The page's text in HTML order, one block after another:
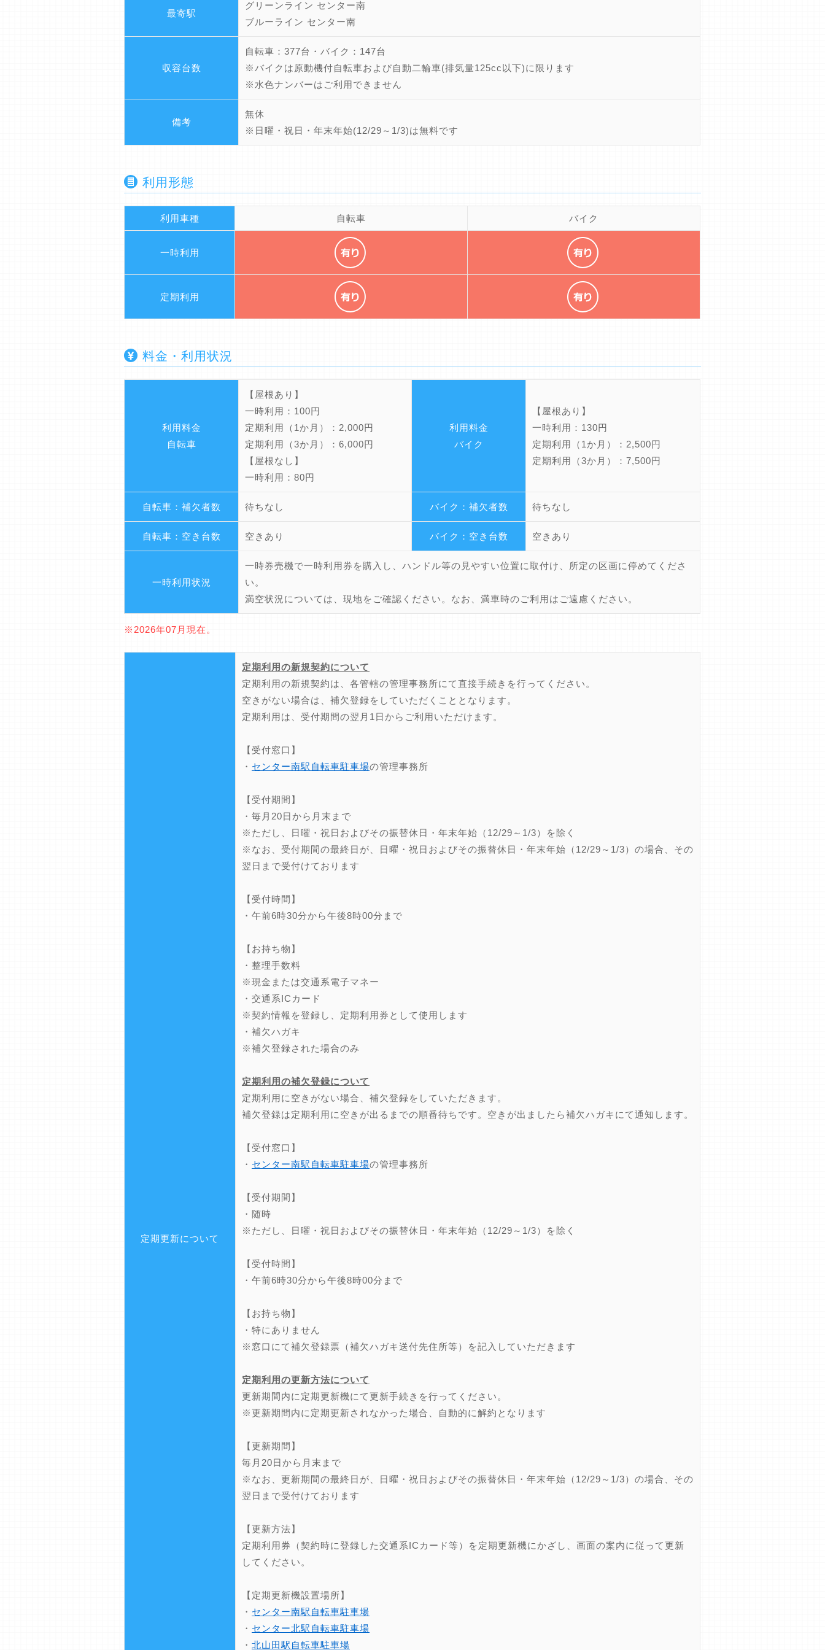
最寄駅
グリーンライン センター南
ブルーライン センター南
収容台数
自転車：377台・バイク：147台
※バイクは原動機付自転車および自動二輪車(排気量125cc以下)に限ります
※水色ナンバーはご利用できません
備考
無休
※日曜・祝日・年末年始(12/29～1/3)は無料です
利用形態
利用車種 自転車 バイク
一時利用
定期利用
料金・利用状況
利用料金
自転車
【屋根あり】
一時利用：100円
定期利用（1か月）：2,000円
定期利用（3か月）：6,000円
【屋根なし】
一時利用：80円
利用料金
バイク
【屋根あり】
一時利用：130円
定期利用（1か月）：2,500円
定期利用（3か月）：7,500円
自転車：補欠者数 待ちなし バイク：補欠者数 待ちなし
自転車：空き台数 空きあり バイク：空き台数 空きあり
一時利用状況
一時券売機で一時利用券を購入し、ハンドル等の見やすい位置に取付け、所定の区画に停めてくださ
い。
満空状況については、現地をご確認ください。なお、満車時のご利用はご遠慮ください。
※2026年07月現在。
定期更新について
定期利用の新規契約について
定期利用の新規契約は、各管轄の管理事務所にて直接手続きを行ってください。
空きがない場合は、補欠登録をしていただくこととなります。
定期利用は、受付期間の翌月1日からご利用いただけます。
【受付窓口】
・ センター南駅自転車駐車場の管理事務所
【受付期間】
・毎月20日から月末まで
※ただし、日曜・祝日およびその振替休日・年末年始（12/29～1/3）を除く
※なお、受付期間の最終日が、日曜・祝日およびその振替休日・年末年始（12/29～1/3）の場合、その
翌日まで受付けております
【受付時間】
・午前6時30分から午後8時00分まで
【お持ち物】
・整理手数料
※現金または交通系電子マネー
・交通系ICカード
※契約情報を登録し、定期利用券として使用します
・補欠ハガキ
※補欠登録された場合のみ
定期利用の補欠登録について
定期利用に空きがない場合、補欠登録をしていただきます。
補欠登録は定期利用に空きが出るまでの順番待ちです。空きが出ましたら補欠ハガキにて通知します。
【受付窓口】
・ センター南駅自転車駐車場の管理事務所
【受付期間】
・随時
※ただし、日曜・祝日およびその振替休日・年末年始（12/29～1/3）を除く
【受付時間】
・午前6時30分から午後8時00分まで
【お持ち物】
・特にありません
※窓口にて補欠登録票（補欠ハガキ送付先住所等）を記入していただきます
定期利用の更新方法について
更新期間内に定期更新機にて更新手続きを行ってください。
※更新期間内に定期更新されなかった場合、自動的に解約となります
【更新期間】
毎月20日から月末まで
※なお、更新期間の最終日が、日曜・祝日およびその振替休日・年末年始（12/29～1/3）の場合、その
翌日まで受付けております
【更新方法】
定期利用券（契約時に登録した交通系ICカード等）を定期更新機にかざし、画面の案内に従って更新
してください。
【定期更新機設置場所】
・ センター南駅自転車駐車場
・ センター北駅自転車駐車場
・ 北山田駅自転車駐車場